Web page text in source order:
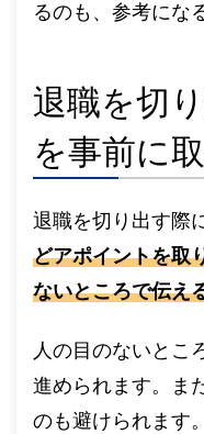
るのも、参考にな
退職を切
を事前に
退職を切り出す際
どアポイントを取
ないところで伝え
人の目のないとこ
進められます。ま
のも避けられます。